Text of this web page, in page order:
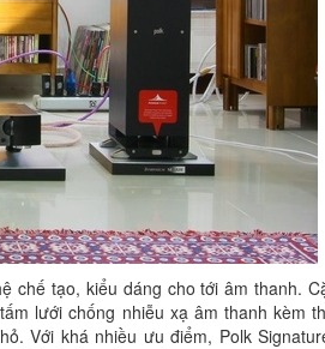
chế tạo, kiểu dáng cho tới âm thanh.
lưới chống nhiễu xạ âm thanh kèm
Với khá nhiều ưu điểm, Polk